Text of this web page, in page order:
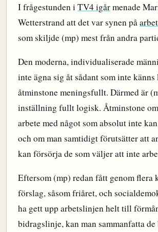
I frågestunden i TV4 igårmenade
Wetterstrand att det var synen på
som skiljde (mp) mest från andra
Den moderna, individualiserade
inte ägna sig åt sådant som inte
åtminstone meningsfullt. Därmed är
inställning fullt logisk. Åtminstone
arbete med något som absolut inte
och om man samtidigt förutsätter att
kan försörja de som väljer att inte
Eftersom (mp) redan fått genom flera
förslag, såsom friåret, och
ha gett upp arbetslinjen helt till
bidragslinje, kan man sammanfatta de